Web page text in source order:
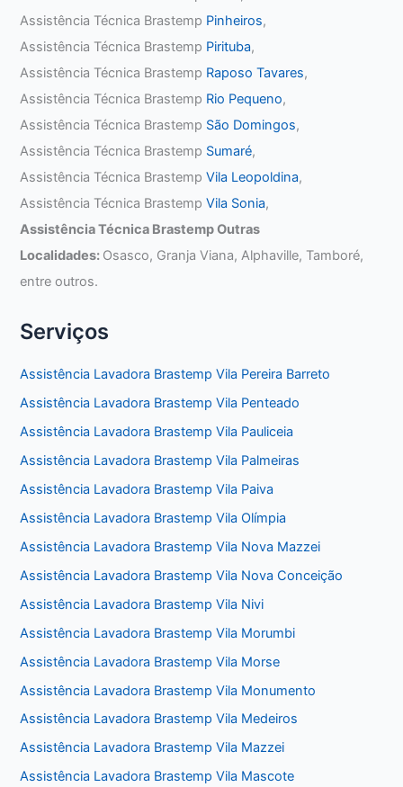
Assistência Técnica Brastemp Pinheiros,
Assistência Técnica Brastemp Pirituba,
Assistência Técnica Brastemp Raposo Tavares,
Assistência Técnica Brastemp Rio Pequeno,
Assistência Técnica Brastemp São Domingos,
Assistência Técnica Brastemp Sumaré,
Assistência Técnica BrastempVila Leopoldina,
Assistência Técnica BrastempVila Sonia,
Assistência Técnica Brastemp Outras
Localidades: Osasco, Granja Viana, Alphaville, Tamboré,
entre outros.
Serviços
Assistência Lavadora Brastemp Vila Pereira Barreto
Assistência Lavadora Brastemp Vila Penteado
Assistência Lavadora Brastemp Vila Pauliceia
Assistência Lavadora Brastemp Vila Palmeiras
Assistência Lavadora Brastemp Vila Paiva
Assistência Lavadora Brastemp Vila Olímpia
Assistência Lavadora Brastemp Vila Nova Mazzei
Assistência Lavadora Brastemp Vila Nova Conceição
Assistência Lavadora Brastemp Vila Nivi
Assistência Lavadora Brastemp Vila Morumbi
Assistência Lavadora Brastemp Vila Morse
Assistência Lavadora Brastemp Vila Monumento
Assistência Lavadora Brastemp Vila Medeiros
Assistência Lavadora Brastemp Vila Mazzei
Assistência Lavadora Brastemp Vila Mascote